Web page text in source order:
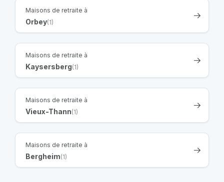
Maisons de retraite à
Orbey(1)
Maisons de retraite à
Kaysersberg(1)
Maisons de retraite à
Vieux-Thann(1)
Maisons de retraite à
Bergheim(1)